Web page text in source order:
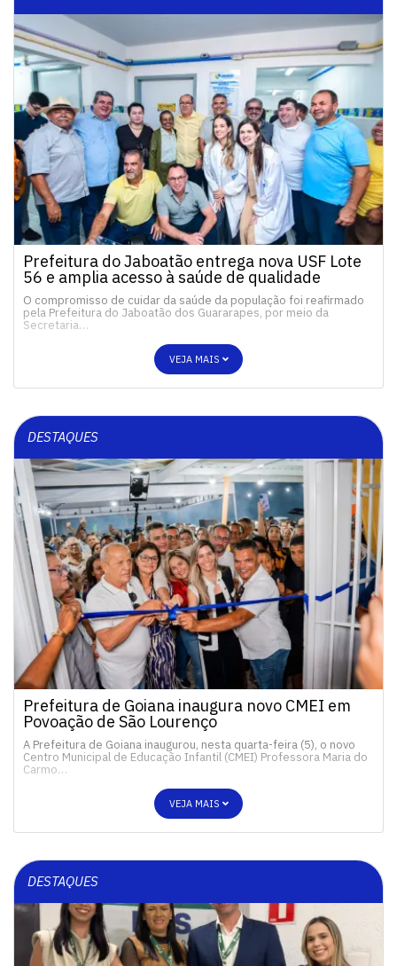
Prefeitura do Jaboatão entrega nova USF Lote
56 e amplia acesso à saúde de qualidade
O compromisso de cuidar da saúde da população foi reafirmado
pela Prefeitura do Jaboatão dos Guararapes, por meio da
Secretaria…
VEJA MAIS
DESTAQUES
Prefeitura de Goiana inaugura novo CMEI em
Povoação de São Lourenço
A Prefeitura de Goiana inaugurou, nesta quarta-feira (5), o novo
Centro Municipal de Educação Infantil (CMEI) Professora Maria do
Carmo…
VEJA MAIS
DESTAQUES